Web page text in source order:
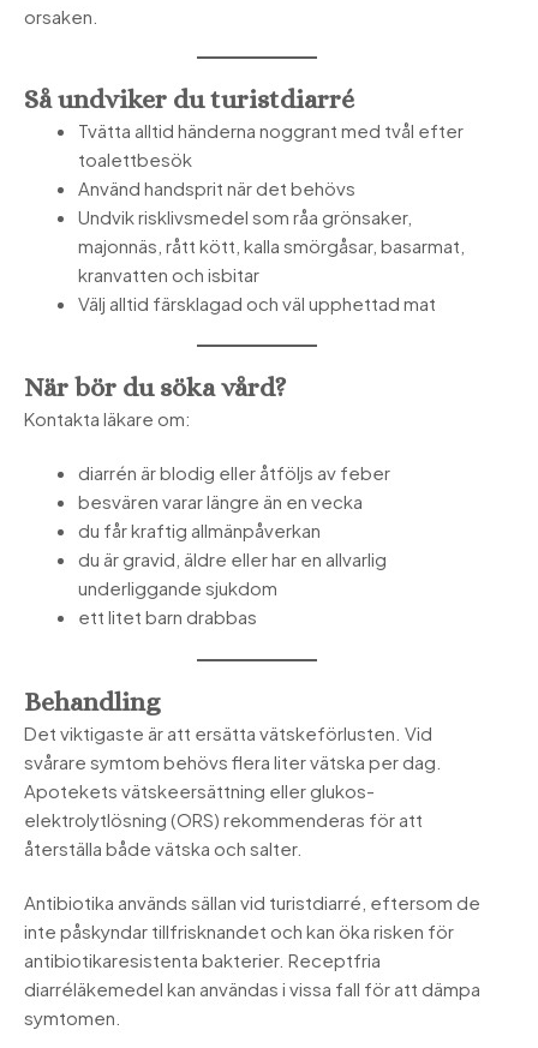
orsaken.
Så undviker du turistdiarré
Tvätta alltid händerna noggrant med tvål efter
toalettbesök
Använd handsprit när det behövs
Undvik risklivsmedel som råa grönsaker,
majonnäs, rått kött, kalla smörgåsar, basarmat,
kranvatten och isbitar
Välj alltid färsklagad och väl upphettad mat
När bör du söka vård?
Kontakta läkare om:
diarrén är blodig eller åtföljs av feber
besvären varar längre än en vecka
du får kraftig allmänpåverkan
du är gravid, äldre eller har en allvarlig
underliggande sjukdom
ett litet barn drabbas
Behandling
Det viktigaste är att ersätta vätskeförlusten. Vid
svårare symtom behövs flera liter vätska per dag.
Apotekets vätskeersättning eller glukos-
elektrolytlösning (ORS) rekommenderas för att
återställa både vätska och salter.
Antibiotika används sällan vid turistdiarré, eftersom de
inte påskyndar tillfrisknandet och kan öka risken för
antibiotikaresistenta bakterier. Receptfria
diarréläkemedel kan användas i vissa fall för att dämpa
symtomen.